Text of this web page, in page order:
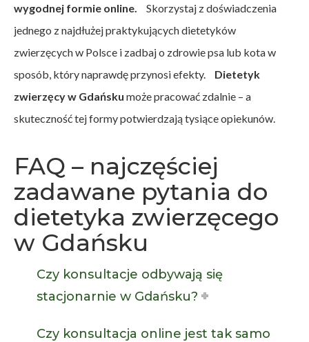
wygodnej formie online.
Skorzystaj z doświadczenia
jednego z najdłużej praktykujących dietetyków
zwierzęcych w Polsce i zadbaj o zdrowie psa lub kota w
sposób, który naprawdę przynosi efekty. Dietetyk
zwierzęcy w Gdańsku może pracować zdalnie – a
skuteczność tej formy potwierdzają tysiące opiekunów.
FAQ – najczęściej
zadawane pytania do
dietetyka zwierzęcego
w Gdańsku
Czy konsultacje odbywają się
stacjonarnie w Gdańsku?
Czy konsultacja online jest tak samo